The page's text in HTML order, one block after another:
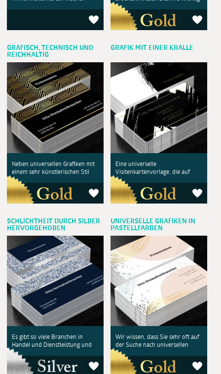
GRAFISCH, TECHNISCH UND
REICHHALTIG
Neben universellen Grafiken mit
einem sehr künstlerischen Stil
GRAFIK MIT EINER KRALLE
Eine universelle
Visitenkartenvorlage, die auf
SCHLICHTHEIT DURCH SILBER
HERVORGEHOBEN
Es gibt so viele Branchen in
Handel und Dienstleistung und
UNIVERSELLE GRAFIKEN IN
PASTELLFARBEN
Wir wissen, dass Sie sehr oft auf
der Suche nach universellen